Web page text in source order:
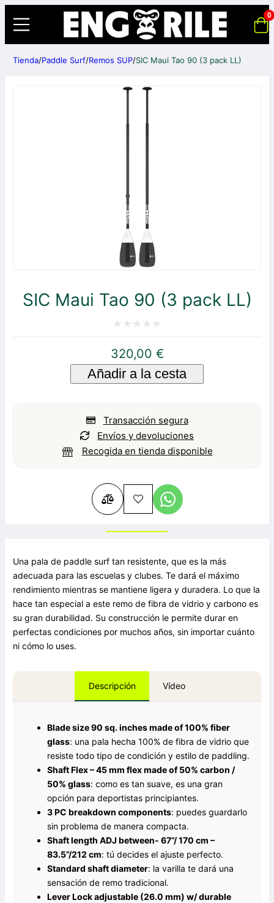
0
Tienda/Paddle Surf/Remos SUP/SIC Maui Tao 90 (3 pack LL)
SIC Maui Tao 90 (3 pack LL)
con
0
320,00 €
Añadir a la cesta
Transacción segura
Envíos y devoluciones
Recogida en tienda disponible
Una pala de paddle surf tan resistente, que es la más
adecuada para las escuelas y clubes. Te dará el máximo
rendimiento mientras se mantiene ligera y duradera. Lo que la
hace tan especial a este remo de fibra de vidrio y carbono es
su gran durabilidad. Su construcción le permite durar en
perfectas condiciones por muchos años, sin importar cuánto
ni cómo lo uses.
Descripción Vídeo
Blade size 90 sq. inches made of 100% fiber
glass: una pala hecha 100% de fibra de vidrio que
resiste todo tipo de condición y estilo de paddling.
Shaft Flex – 45 mm flex made of 50% carbon /
50% glass: como es tan suave, es una gran
opción para deportistas principiantes.
3 PC breakdown components: puedes guardarlo
sin problema de manera compacta.
Shaft length ADJ between- 67”/ 170 cm –
83.5”/212 cm: tú decides el ajuste perfecto.
Standard shaft diameter: la varilla te dará una
sensación de remo tradicional.
Lever Lock adjustable (26.0 mm) w/ durable